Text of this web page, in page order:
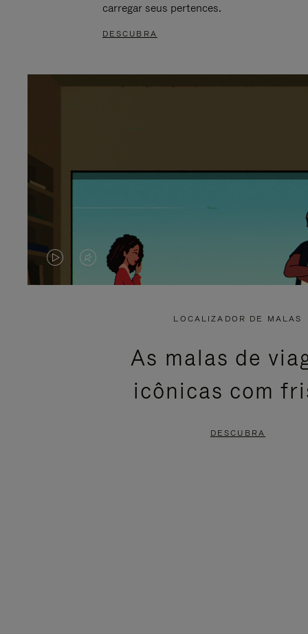
carregar seus pertences.
DESCUBRA
O
PAUSADO,
PRESSIONE
O
SOM.
LOCALIZADOR DE MALAS
As malas de
icônicas com
DESCUBRA